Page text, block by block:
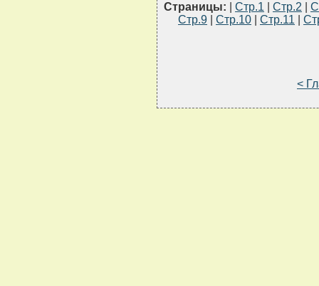
Страницы: Стр.1 Стр.2
Стр.9
Стр.10 Стр.11
<